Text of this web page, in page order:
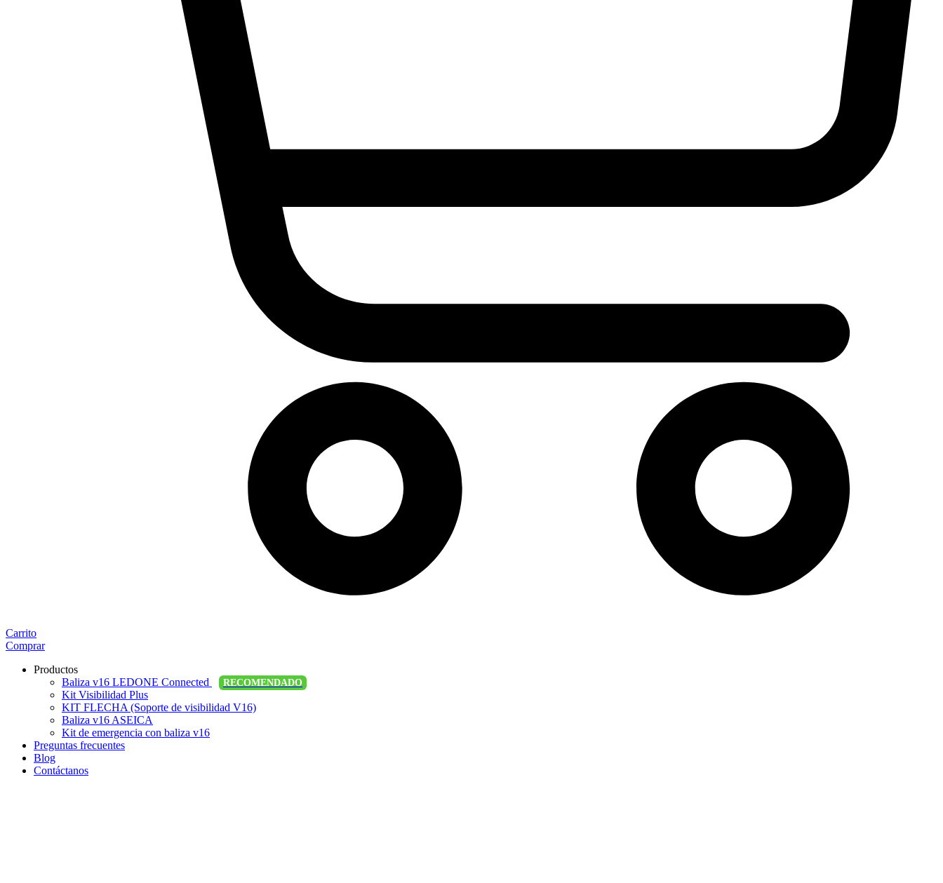
Carrito
Comprar
Productos
Baliza v16 LEDONE Connected
RECOMENDADO
Kit Visibilidad Plus
KIT FLECHA (Soporte de visibilidad V16)
Baliza v16 ASEICA
Kit de emergencia con baliza v16
Preguntas frecuentes
Blog
Contáctanos